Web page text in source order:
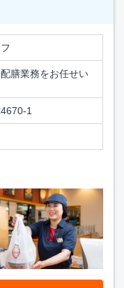
膳業務をお任せい
1